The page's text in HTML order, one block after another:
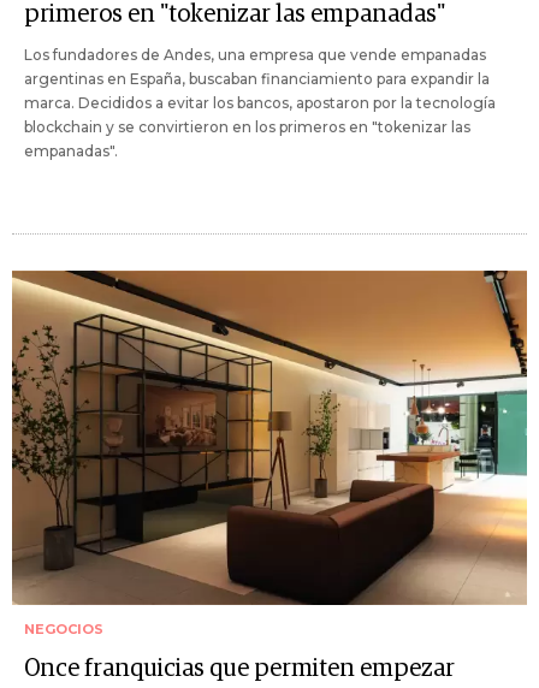
primeros en "tokenizar las empanadas"
Los fundadores de Andes, una empresa que vende empanadas
argentinas en España, buscaban financiamiento para expandir la
marca. Decididos a evitar los bancos, apostaron por la tecnología
blockchain y se convirtieron en los primeros en "tokenizar las
empanadas".
NEGOCIOS
Once franquicias que permiten empezar